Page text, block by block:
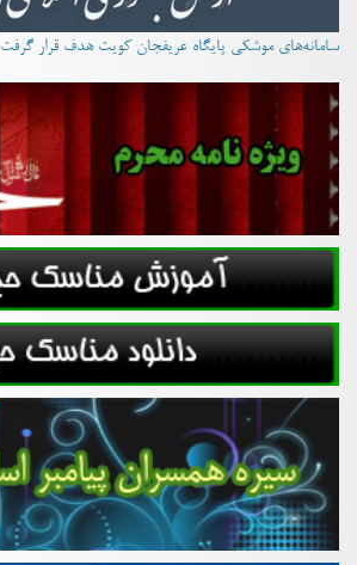
سامانه‌های موشکی پایگاه عریفجان کویت هدف قرار گرفت